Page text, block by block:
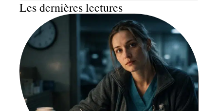
Les dernières lectures